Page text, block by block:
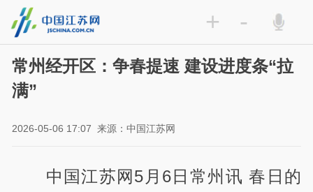
+ -
常州经开区：争春提速 建设进度条“拉
满”
2026-05-06 17:07 来源：中国江苏网
中国江苏网5月6日常州讯 春日的